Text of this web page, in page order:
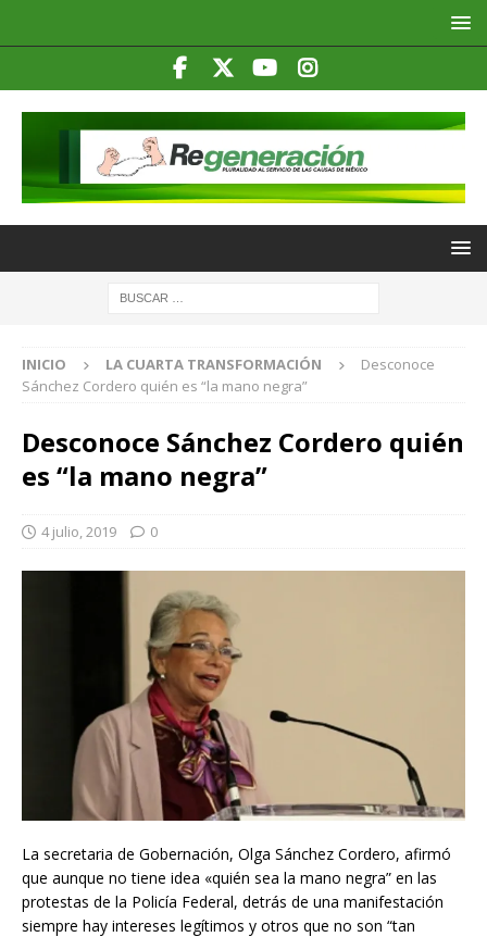
INICIO LA CUARTA TRANSFORMACIÓN
Desconoce
Sánchez Cordero quién es “la mano negra”
Desconoce Sánchez Cordero quién
es “la mano negra”
4 julio, 2019 0
La secretaria de Gobernación, Olga Sánchez Cordero, afirmó
que aunque no tiene idea «quién sea la mano negra” en las
protestas de la Policía Federal, detrás de una manifestación
siempre hay intereses legítimos y otros que no son “tan